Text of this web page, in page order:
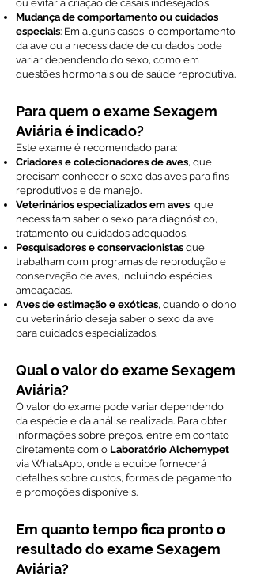
ou evitar a criação de casais indesejados.
Mudança de comportamento ou cuidados
especiais: Em alguns casos, o comportamento
da ave ou a necessidade de cuidados pode
variar dependendo do sexo, como em
questões hormonais ou de saúde reprodutiva.
Para quem o exame Sexagem
Aviária é indicado?
Este exame é recomendado para:
Criadores e colecionadores de aves, que
precisam conhecer o sexo das aves para fins
reprodutivos e de manejo.
Veterinários especializados em aves, que
necessitam saber o sexo para diagnóstico,
tratamento ou cuidados adequados.
Pesquisadores e conservacionistas que
trabalham com programas de reprodução e
conservação de aves, incluindo espécies
ameaçadas.
Aves de estimação e exóticas, quando o dono
ou veterinário deseja saber o sexo da ave
para cuidados especializados.
Qual o valor do exame Sexagem
Aviária?
O valor do exame pode variar dependendo
da espécie e da análise realizada. Para obter
informações sobre preços, entre em contato
diretamente com o Laboratório Alchemypet
via WhatsApp, onde a equipe fornecerá
detalhes sobre custos, formas de pagamento
e promoções disponíveis.
Em quanto tempo fica pronto o
resultado do exame Sexagem
Aviária?